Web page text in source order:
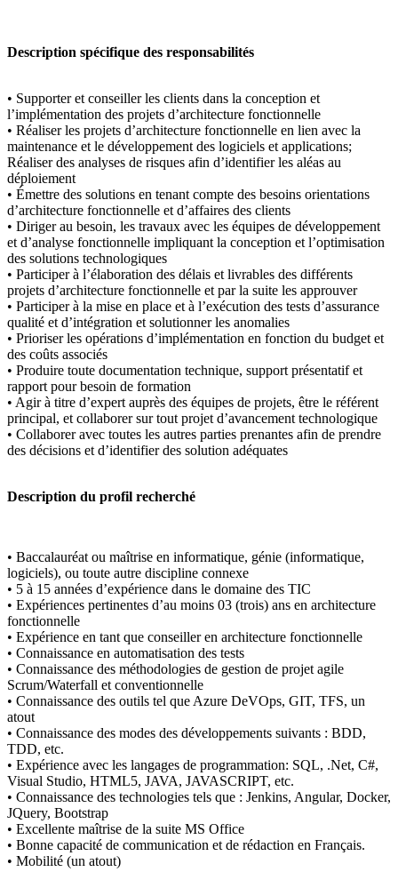
Description spécifique des responsabilités
• Supporter et conseiller les clients dans la conception et
l’implémentation des projets d’architecture fonctionnelle
• Réaliser les projets d’architecture fonctionnelle en lien avec la
maintenance et le développement des logiciels et applications;
Réaliser des analyses de risques afin d’identifier les aléas au
déploiement
• Émettre des solutions en tenant compte des besoins orientations
d’architecture fonctionnelle et d’affaires des clients
• Diriger au besoin, les travaux avec les équipes de développement
et d’analyse fonctionnelle impliquant la conception et l’optimisation
des solutions technologiques
• Participer à l’élaboration des délais et livrables des différents
projets d’architecture fonctionnelle et par la suite les approuver
• Participer à la mise en place et à l’exécution des tests d’assurance
qualité et d’intégration et solutionner les anomalies
• Prioriser les opérations d’implémentation en fonction du budget et
des coûts associés
• Produire toute documentation technique, support présentatif et
rapport pour besoin de formation
• Agir à titre d’expert auprès des équipes de projets, être le référent
principal, et collaborer sur tout projet d’avancement technologique
• Collaborer avec toutes les autres parties prenantes afin de prendre
des décisions et d’identifier des solution adéquates
Description du profil recherché
• Baccalauréat ou maîtrise en informatique, génie (informatique,
logiciels), ou toute autre discipline connexe
• 5 à 15 années d’expérience dans le domaine des TIC
• Expériences pertinentes d’au moins 03 (trois) ans en architecture
fonctionnelle
• Expérience en tant que conseiller en architecture fonctionnelle
• Connaissance en automatisation des tests
• Connaissance des méthodologies de gestion de projet agile
Scrum/Waterfall et conventionnelle
• Connaissance des outils tel que Azure DeVOps, GIT, TFS, un
atout
• Connaissance des modes des développements suivants : BDD,
TDD, etc.
• Expérience avec les langages de programmation: SQL, .Net, C#,
Visual Studio, HTML5, JAVA, JAVASCRIPT, etc.
• Connaissance des technologies tels que : Jenkins, Angular, Docker,
JQuery, Bootstrap
• Excellente maîtrise de la suite MS Office
• Bonne capacité de communication et de rédaction en Français.
• Mobilité (un atout)